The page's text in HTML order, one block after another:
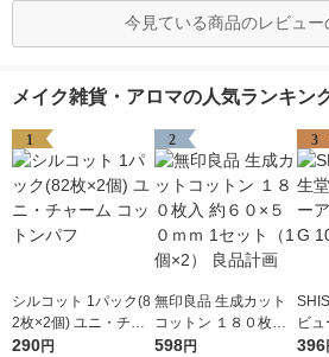
今見ている商品のレビュー
メイク雑貨・アロマの人気ランキン
1
シルコット 1パック(8
2枚×2個) ユニ・チャ
ーム コットンパフ
290円
2
無印良品 生成カット
コットン １８０枚入
約６０×５０ｍｍ 1セ
598円
3
ビ
ット
396